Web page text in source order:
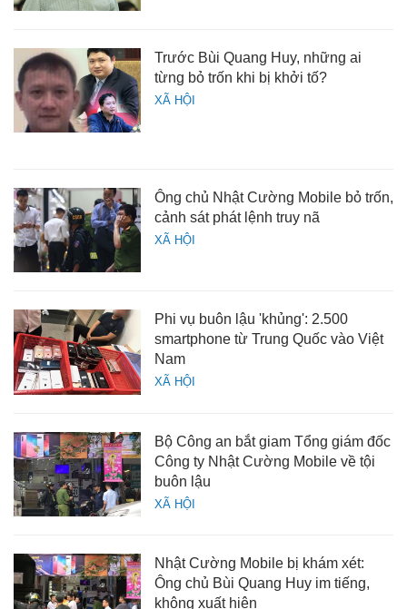
XÃ HỘI
Trước Bùi Quang Huy, những ai
từng bỏ trốn khi bị khởi tố?
XÃ HỘI
Ông chủ Nhật Cường Mobile bỏ trốn,
cảnh sát phát lệnh truy nã
XÃ HỘI
Phi vụ buôn lậu 'khủng': 2.500
smartphone từ Trung Quốc vào Việt
Nam
XÃ HỘI
Bộ Công an bắt giam Tổng giám đốc
Công ty Nhật Cường Mobile về tội
buôn lậu
Nhật Cường Mobile bị khám xét:
Ông chủ Bùi Quang Huy im tiếng,
không xuất hiện